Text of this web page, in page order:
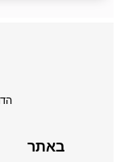
באתר